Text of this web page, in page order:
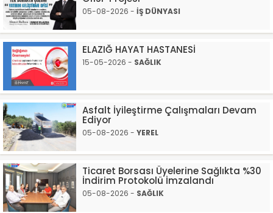
05-08-2026 - İŞ DÜNYASI
ELAZIĞ HAYAT HASTANESİ
15-05-2026 - SAĞLIK
Asfalt İyileştirme Çalışmaları Devam
Ediyor
05-08-2026 - YEREL
Ticaret Borsası Üyelerine Sağlıkta %30
İndirim Protokolü İmzalandı
05-08-2026 - SAĞLIK